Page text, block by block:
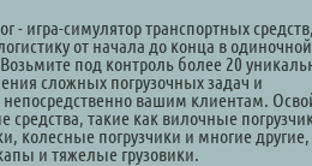
- игра-симулятор транспортных
от начала до конца в одиночной
под контроль более 20
сложных погрузочных задач и
непосредственно вашим клиентам.
такие как вилочные
колесные погрузчики и многие другие,
и тяжелые грузовики.